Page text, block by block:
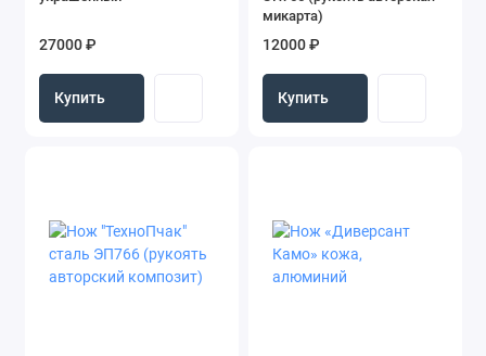
27000 ₽
Купить
микарта)
12000 ₽
Купить